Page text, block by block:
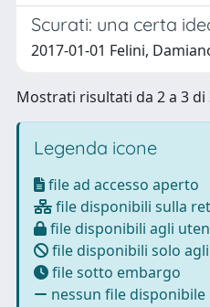
Scurati: una certa
2017-01-01 Felini,
Mostrati risultati da 2 a 3 di
Legenda icone
file ad accesso aperto
file disponibili sulla
file disponibili agli
file disponibili solo
file sotto embargo
nessun file disponibile